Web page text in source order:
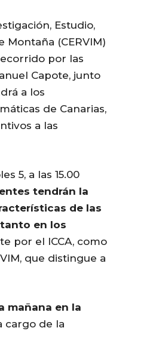
Estudio,
Montaña (CERVIM)
por las
Capote, junto
a los
de Canarias,
a las
5, a las 15.00
tendrán la
de las
en los
por el ICCA, como
que distingue a
mañana en la
cargo de la